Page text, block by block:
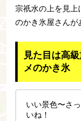
宗祇水の上を見上
のかき氷屋さんが
見た目は高
メのかき氷
いい景色〜さ
いね！